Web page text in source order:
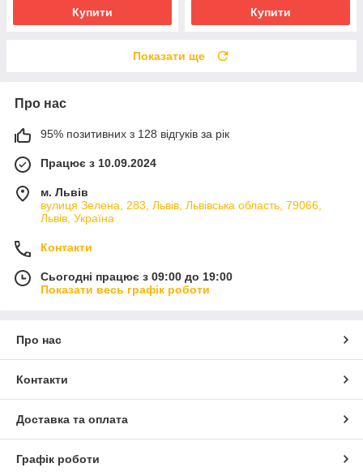
Купити Купити
Показати ще
Про нас
95% позитивних з 128 відгуків за рік
Працює з 10.09.2024
м. Львів
вулиця Зелена, 283, Львів, Львівська область, 79066,
Львів, Україна
Контакти
Сьогодні працює з 09:00 до 19:00
Показати весь графік роботи
Про нас
Контакти
Доставка та оплата
Графік роботи